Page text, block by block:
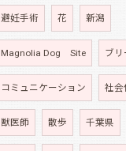
避妊手術 花 新潟
Magnolia Dog Site ブリ
コミュニケーション 社会
獣医師 散歩 千葉県